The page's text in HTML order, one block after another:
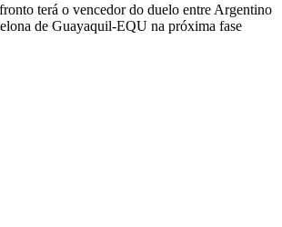
terá o vencedor do duelo entre Argentino
de Guayaquil-EQU na próxima fase